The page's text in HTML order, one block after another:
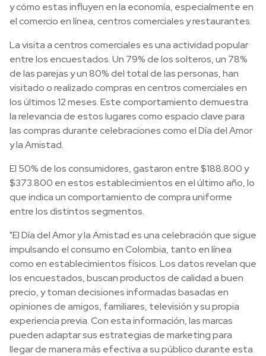
y cómo estas influyen en la economía, especialmente en
el comercio en línea, centros comerciales y restaurantes.
La visita a centros comerciales es una actividad popular
entre los encuestados. Un 79% de los solteros, un 78%
de las parejas y un 80% del total de las personas, han
visitado o realizado compras en centros comerciales en
los últimos 12 meses. Este comportamiento demuestra
la relevancia de estos lugares como espacio clave para
las compras durante celebraciones como el Día del Amor
y la Amistad.
El 50% de los consumidores, gastaron entre $188.800 y
$373.800 en estos establecimientos en el último año, lo
que indica un comportamiento de compra uniforme
entre los distintos segmentos.
"El Día del Amor y la Amistad es una celebración que sigue
impulsando el consumo en Colombia, tanto en línea
como en establecimientos físicos. Los datos revelan que
los encuestados, buscan productos de calidad a buen
precio, y toman decisiones informadas basadas en
opiniones de amigos, familiares, televisión y su propia
experiencia previa. Con esta información, las marcas
pueden adaptar sus estrategias de marketing para
llegar de manera más efectiva a su público durante esta